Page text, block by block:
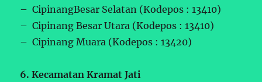
– CipinangBesar Selatan (Kodepos : 13410)
– Cipinang Besar Utara (Kodepos : 13410)
– Cipinang Muara (Kodepos : 13420)
6. Kecamatan Kramat Jati